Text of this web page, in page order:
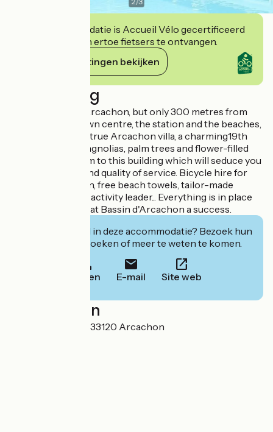
Deze accommodatie is Accueil Vélo gecertificeerd
en verbindt zich ertoe fietsers te ontvangen.
Haar verplichtingen bekijken
Beschrijving
In a quiet area of Arcachon, but only 300 metres from
the casino, the town centre, the station and the beaches,
Le Dauphin is in a true Arcachon villa, a charming19th
century house. Magnolias, palm trees and flower-filled
borders add charm to this building which will seduce you
with its comfort and quality of service. Bicycle hire for
adults and children, free beach towels, tailor-made
activities with our activity leader... Everything is in place
to make your stay at Bassin d'Arcachon a success.
Geïnteresseerd in deze accommodatie? Bezoek hun
website om te boeken of meer te weten te komen.
Bellen E-mail Site web
Localisation
7 avenue Gounod 33120 Arcachon